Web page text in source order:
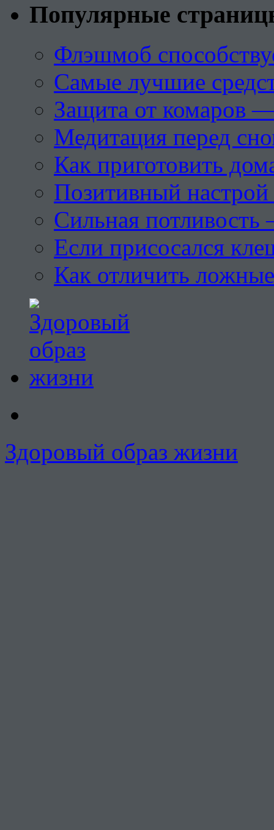
Популярные
Флэшмоб
Самые лучшие
Защита от комаров
Медитация перед
Как приготовить
Позитивный настрой
Сильная потливость
Если присосался
Как отличить
Здоровый образ жизни